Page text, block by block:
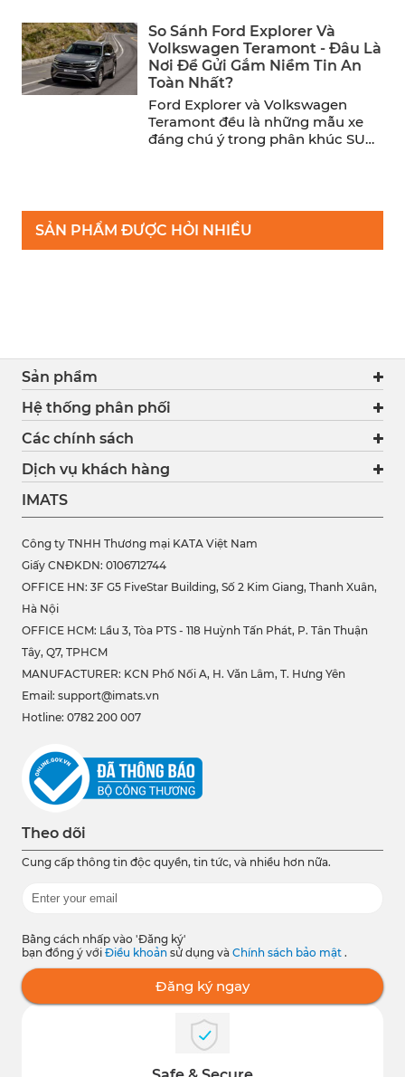
So Sánh Ford Explorer Và
Volkswagen Teramont - Đâu Là
Nơi Để Gửi Gắm Niềm Tin An
Toàn Nhất?
Ford Explorer và Volkswagen
Teramont đều là những mẫu xe
đáng chú ý trong phân khúc SUV
SẢN PHẨM ĐƯỢC HỎI NHIỀU
Sản phẩm
Hệ thống phân phối
Các chính sách
Dịch vụ khách hàng
IMATS
Công ty TNHH Thương mại KATA Việt Nam
Giấy CNĐKDN: 0106712744
OFFICE HN: 3F G5 FiveStar Building, Số 2 Kim Giang, Thanh Xuân,
Hà Nội
OFFICE HCM: Lầu 3, Tòa PTS - 118 Huỳnh Tấn Phát, P. Tân Thuận
Tây, Q7, TPHCM
MANUFACTURER: KCN Phố Nối A, H. Văn Lâm, T. Hưng Yên
Email: support@imats.vn
Hotline: 0782 200 007
Theo dõi
Cung cấp thông tin độc quyền, tin tức, và nhiều hơn nữa.
Bằng cách nhấp vào 'Đăng ký'
bạn đồng ý với Điều khoản sử dụng và Chính sách bảo mật .
Đăng ký ngay